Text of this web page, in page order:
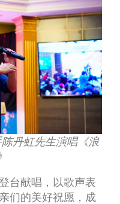
丹虹先生演唱《浪
台献唱，以歌声表
们的美好祝愿，成